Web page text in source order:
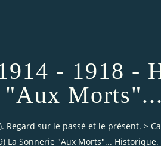
- 1918 -
"Aux
Regard sur le passé et le présent. >
La Sonnerie "Aux Morts"... Historique.